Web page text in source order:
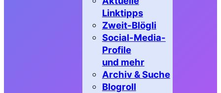
Linktipps
Zweit-Blögli
Social-Media-
Profile
und mehr
Archiv & Suche
Blogroll